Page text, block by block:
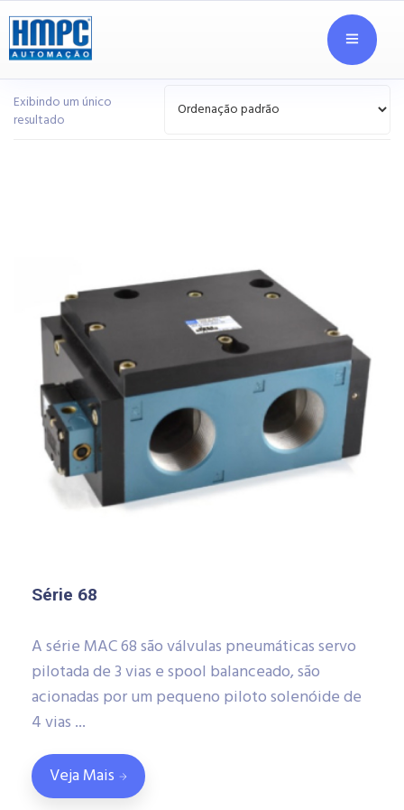
Exibindo um único
resultado
Série 68
A série MAC 68 são válvulas pneumáticas servo
pilotada de 3 vias e spool balanceado, são
acionadas por um pequeno piloto solenóide de
4 vias ...
Veja Mais